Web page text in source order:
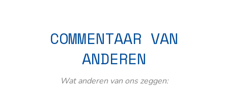
COMMENTAAR VAN
ANDEREN
Wat anderen van ons zeggen: